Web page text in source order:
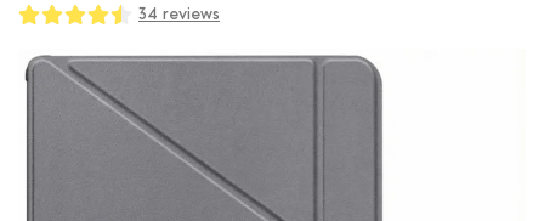
Waardering:
89
100
34 reviews
Ga
naar
van